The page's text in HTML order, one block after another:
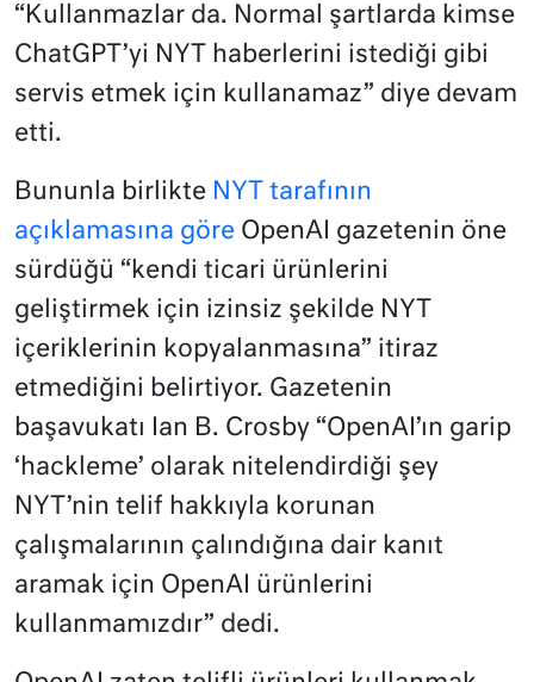
“Kullanmazlar da. Normal şartlarda kimse
ChatGPT’yi NYT haberlerini istediği gibi
servis etmek için kullanamaz” diye devam
etti.
Bununla birlikte NYT tarafının
açıklamasına göre OpenAI gazetenin öne
sürdüğü “kendi ticari ürünlerini
geliştirmek için izinsiz şekilde NYT
içeriklerinin kopyalanmasına” itiraz
etmediğini belirtiyor. Gazetenin
başavukatı Ian B. Crosby “OpenAI’ın garip
‘hackleme’ olarak nitelendirdiği şey
NYT’nin telif hakkıyla korunan
çalışmalarının çalındığına dair kanıt
aramak için OpenAI ürünlerini
kullanmamızdır” dedi.